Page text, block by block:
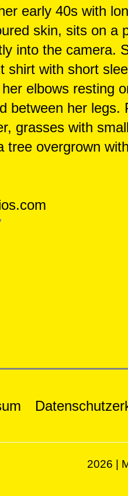
2026 |